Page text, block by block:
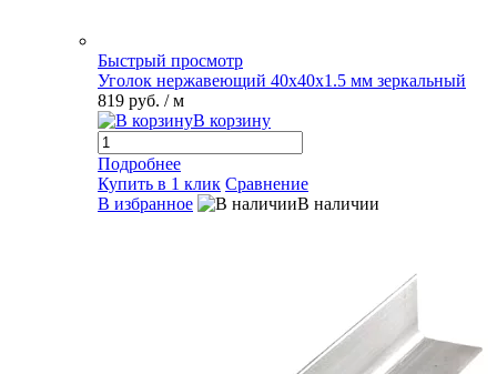
Быстрый просмотр
Уголок нержавеющий 40х40х1.5 мм зеркальный
819 руб. / м
В корзину
Подробнее
Купить в 1 клик Сравнение
В избранное
В наличии